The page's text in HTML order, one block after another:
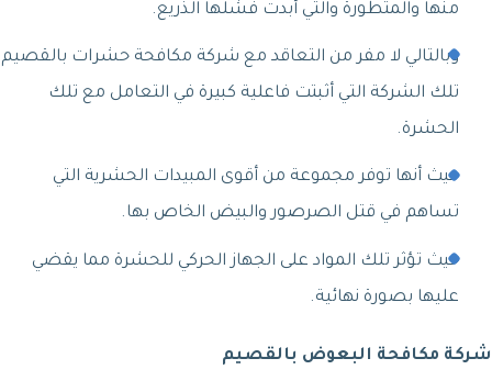
منها والمتطورة والتي أبدت فشلها الذريع.
وبالتالي لا مفر من التعاقد مع شركة مكافحة حشرات بالقصيم
تلك الشركة التي أثبتت فاعلية كبيرة في التعامل مع تلك
الحشرة.
حيث أنها توفر مجموعة من أقوى المبيدات الحشرية التي
تساهم في قتل الصرصور والبيض الخاص بها.
حيث تؤثر تلك المواد على الجهاز الحركي للحشرة مما يقضي
عليها بصورة نهائية.
شركة مكافحة البعوض بالقصيم